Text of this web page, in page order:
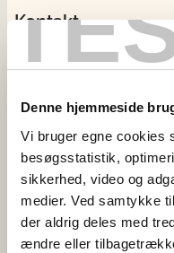
Denne hjemmeside
Vi bruger egne cookies
besøgsstatistik,
sikkerhed, video og
medier. Ved samtykke
der aldrig deles med
ændre eller
Kontakt
Fødevarestyrelsen
2600 Glostrup
EAN
Betaling til
Åben:
Mandag - torsdag: 9 -
Fredag: 9 - 15